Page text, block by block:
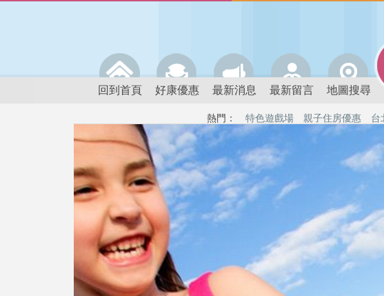
回到首頁 好康優惠 最新消息 最新留言 地圖搜尋
熱門： 特色遊戲場 親子住房優惠 台